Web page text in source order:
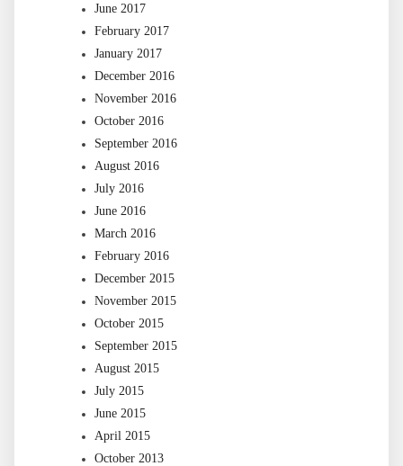
June 2017
February 2017
January 2017
December 2016
November 2016
October 2016
September 2016
August 2016
July 2016
June 2016
March 2016
February 2016
December 2015
November 2015
October 2015
September 2015
August 2015
July 2015
June 2015
April 2015
October 2013